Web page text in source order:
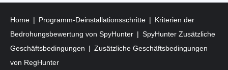
Home Programm-Deinstallationsschritte
Kriterien der
Bedrohungsbewertung von SpyHunter
SpyHunter Zusätzliche
Geschäftsbedingungen
Zusätzliche Geschäftsbedingungen
von RegHunter